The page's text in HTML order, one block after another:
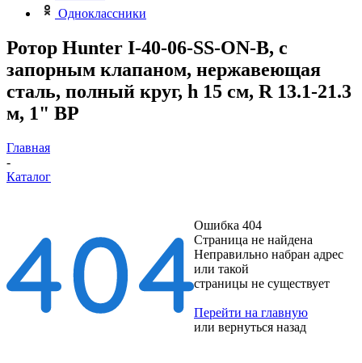
Одноклассники
Ротор Hunter I-40-06-SS-ON-B, с
запорным клапаном, нержавеющая
сталь, полный круг, h 15 см, R 13.1-21.3
м, 1" ВР
Главная
-
Каталог
Ошибка 404
Страница не найдена
Неправильно набран адрес
или такой
страницы не существует
Перейти на главную
или вернуться назад